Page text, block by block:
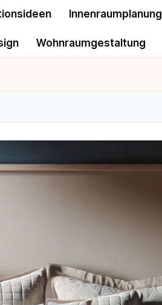
Innenraumplanung
Wohnraumgestaltung